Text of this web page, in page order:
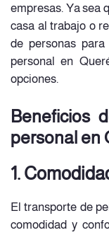
empresas. Ya sea
casa al trabajo o
de personas
personal en
opciones.
Beneficios
personal en
1.
El transporte de
comodidad y